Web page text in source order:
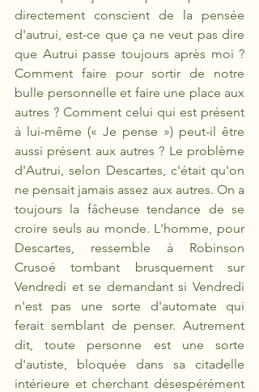
directement conscient de la pensée
d'autrui, est-ce que ça ne veut pas dire
que Autrui passe toujours après moi ?
Comment faire pour sortir de notre
bulle personnelle et faire une place aux
autres ? Comment celui qui est présent
à lui-même (« Je pense ») peut-il être
aussi présent aux autres ? Le problème
d'Autrui, selon Descartes, c'était qu'on
ne pensait jamais assez aux autres. On a
toujours la fâcheuse tendance de se
croire seuls au monde. L'homme, pour
Descartes, ressemble à Robinson
Crusoé tombant brusquement sur
Vendredi et se demandant si Vendredi
n'est pas une sorte d'automate qui
ferait semblant de penser. Autrement
dit, toute personne est une sorte
d'autiste, bloquée dans sa citadelle
intérieure et cherchant désespérément